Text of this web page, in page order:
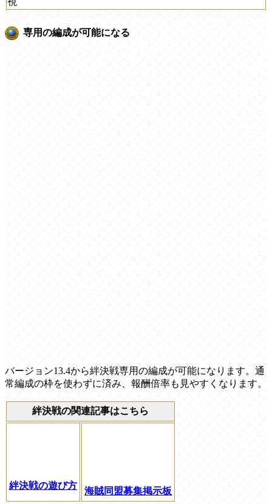
専用の編成が可能になる
バージョン13.4から絆決戦専用の編成が可能になります。通
常編成の枠を使わずに済み、報酬倍率も見やすくなります。
絆決戦の関連記事はこちら
絆決戦の遊び方
海賊同盟募集掲示板